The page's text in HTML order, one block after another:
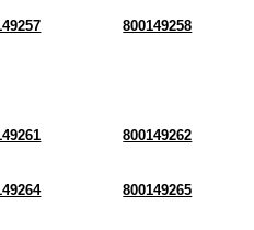
800149258
800149262
800149265